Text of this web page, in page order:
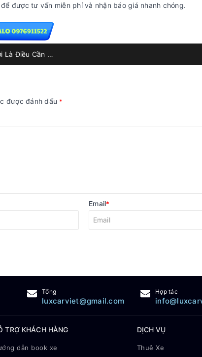
được tư vấn miễn phí và nhận báo giá nhanh chóng.
Tại Sao Việc Đặt Cọc Cao Khi Thuê Xe Cưới Là Điều Cần Thiết?
được đánh dấu *
Email*
Tổng
luxcarviet@gmail.com
Hợp tác
TRỢ KHÁCH HÀNG
dẫn book xe
DỊCH VỤ
Thuê Xe